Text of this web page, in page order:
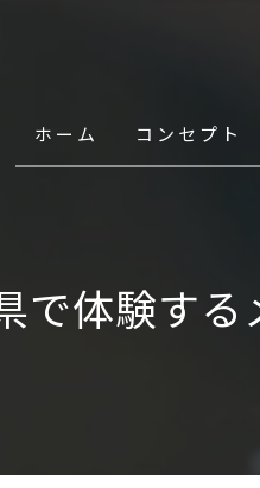
ホーム コンセプト
で体験す